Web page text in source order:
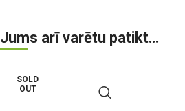
Jums arī varētu patikt…
SOLD
OUT